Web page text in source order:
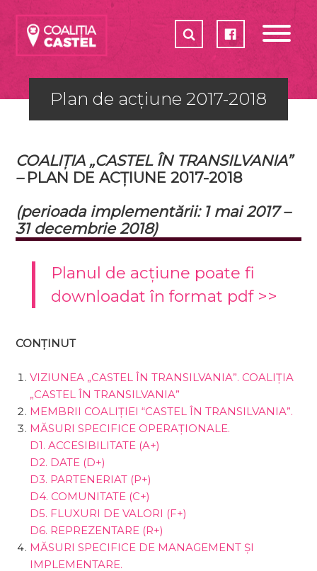
CASTELE
COALIȚIA
CUM POȚI AJUTA?
PLAN DE ACȚIUNE 2017-2018
PARTENERI
Plan de acțiune 2017-2018
COALIȚIA „CASTEL ÎN TRANSILVANIA”
– PLAN DE ACȚIUNE 2017-2018
(perioada implementării: 1 mai 2017 –
31 decembrie 2018)
Planul de acțiune poate fi
downloadat în format pdf>>
CONȚINUT
VIZIUNEA „CASTEL ÎN TRANSILVANIA”. COALIȚIA
„CASTEL ÎN TRANSILVANIA”
MEMBRII COALIȚIEI “CASTEL ÎN TRANSILVANIA”.
MĂSURI SPECIFICE OPERAȚIONALE.
D1. ACCESIBILITATE (A+)
D2. DATE (D+)
D3. PARTENERIAT (P+)
D4. COMUNITATE (C+)
D5. FLUXURI DE VALORI (F+)
D6. REPREZENTARE (R+)
MĂSURI SPECIFICE DE MANAGEMENT ȘI
IMPLEMENTARE.